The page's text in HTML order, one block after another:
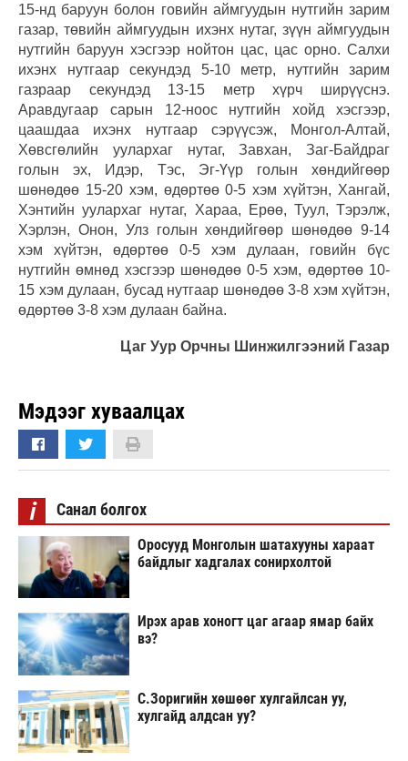
15-нд баруун болон говийн аймгуудын нутгийн зарим
газар, төвийн аймгуудын ихэнх нутаг, зүүн аймгуудын
нутгийн баруун хэсгээр нойтон цас, цас орно. Салхи
ихэнх нутгаар секундэд 5-10 метр, нутгийн зарим
газраар секундэд 13-15 метр хүрч ширүүснэ.
Аравдугаар сарын 12-ноос нутгийн хойд хэсгээр,
цаашдаа ихэнх нутгаар сэрүүсэж, Монгол-Алтай,
Хөвсгөлийн уулархаг нутаг, Завхан, Заг-Байдраг
голын эх, Идэр, Тэс, Эг-Үүр голын хөндийгөөр
шөнөдөө 15-20 хэм, өдөртөө 0-5 хэм хүйтэн, Хангай,
Хэнтийн уулархаг нутаг, Хараа, Ерөө, Туул, Тэрэлж,
Хэрлэн, Онон, Улз голын хөндийгөөр шөнөдөө 9-14
хэм хүйтэн, өдөртөө 0-5 хэм дулаан, говийн бүс
нутгийн өмнөд хэсгээр шөнөдөө 0-5 хэм, өдөртөө 10-
15 хэм дулаан, бусад нутгаар шөнөдөө 3-8 хэм хүйтэн,
өдөртөө 3-8 хэм дулаан байна.
Цаг Уур Орчны Шинжилгээний Газар
Мэдээг хуваалцах
i Санал болгох
Оросууд Монголын шатахууны хараат
байдлыг хадгалах сонирхолтой
Ирэх арав хоногт цаг агаар ямар байх
вэ?
С.Зоригийн хөшөөг хулгайлсан уу,
хулгайд алдсан уу?